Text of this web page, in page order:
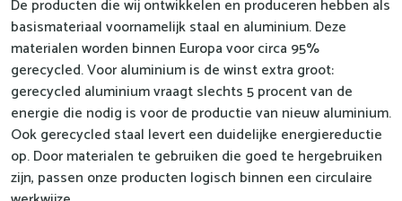
De producten die wij ontwikkelen en produceren hebben als
basismateriaal voornamelijk staal en aluminium. Deze
materialen worden binnen Europa voor circa 95%
gerecycled. Voor aluminium is de winst extra groot:
gerecycled aluminium vraagt slechts 5 procent van de
energie die nodig is voor de productie van nieuw aluminium.
Ook gerecycled staal levert een duidelijke energiereductie
op. Door materialen te gebruiken die goed te hergebruiken
zijn, passen onze producten logisch binnen een circulaire